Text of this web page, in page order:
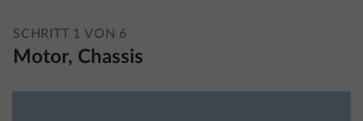
SCHRITT 1 VON 6
Motor, Chassis